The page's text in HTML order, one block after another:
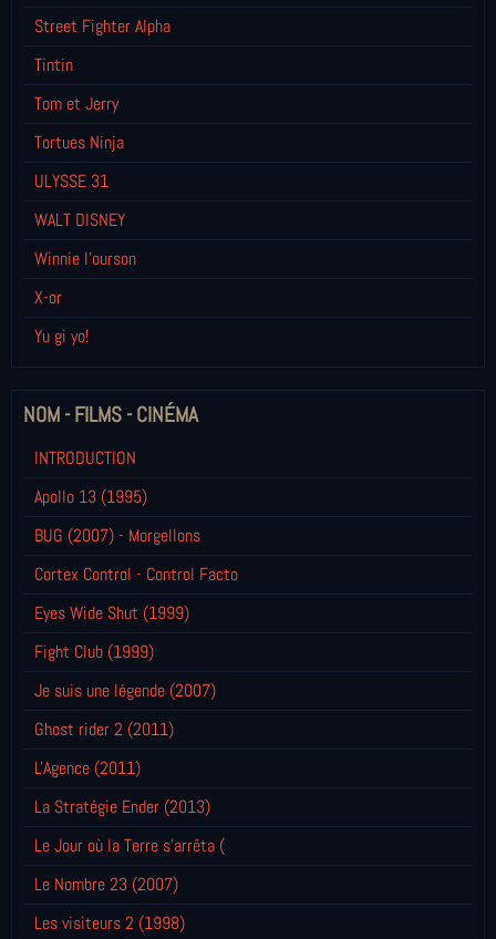
Street Fighter Alpha
Tintin
Tom et Jerry
Tortues Ninja
ULYSSE 31
WALT DISNEY
Winnie l’ourson
X-or
Yu gi yo!
NOM - FILMS - CINÉMA
INTRODUCTION
Apollo 13 (1995)
BUG (2007) - Morgellons
Cortex Control - Control Facto
Eyes Wide Shut (1999)
Fight Club (1999)
Je suis une légende (2007)
Ghost rider 2 (2011)
L'Agence (2011)
La Stratégie Ender (2013)
Le Jour où la Terre s'arrêta (
Le Nombre 23 (2007)
Les visiteurs 2 (1998)